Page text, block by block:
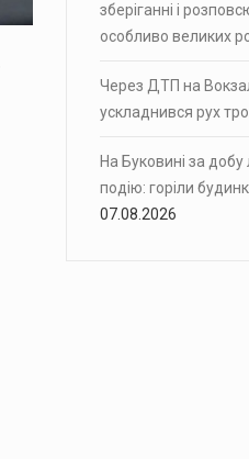
зберіганні і
особливо великих
Через ДТП на
ускладнився рух
На Буковині за
подію: горіли
07.08.2026